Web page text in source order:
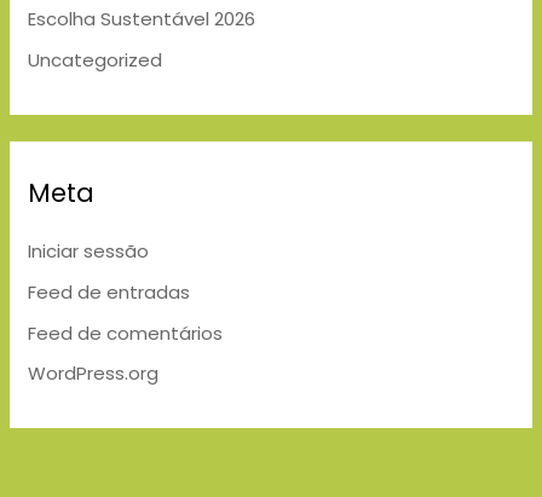
Escolha Sustentável 2026
Uncategorized
Meta
Iniciar sessão
Feed de entradas
Feed de comentários
WordPress.org